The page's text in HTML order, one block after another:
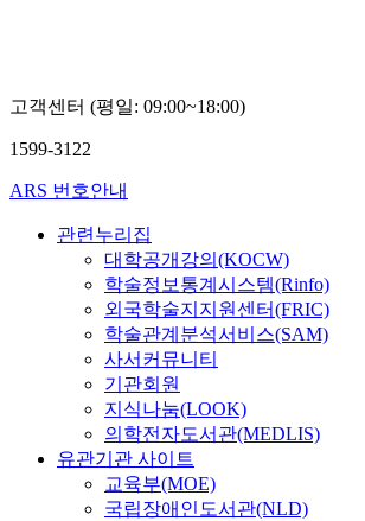
고객센터 (평일: 09:00~18:00)
1599-3122
ARS 번호안내
관련누리집
대학공개강의(KOCW)
학술정보통계시스템(Rinfo)
외국학술지지원센터(FRIC)
학술관계분석서비스(SAM)
사서커뮤니티
기관회원
지식나눔(LOOK)
의학전자도서관(MEDLIS)
유관기관 사이트
교육부(MOE)
국립장애인도서관(NLD)